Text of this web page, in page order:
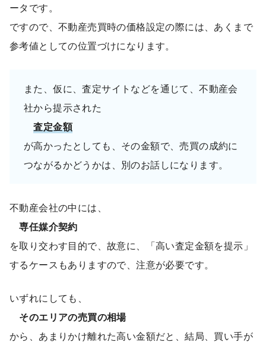
ータです。
ですので、不動産売買時の価格設定の際には、あくまで
参考値としての位置づけになります。
また、仮に、査定サイトなどを通じて、不動産会
社から提示された
査定金額
が高かったとしても、その金額で、売買の成約に
つながるかどうかは、別のお話しになります。
不動産会社の中には、
専任媒介契約
を取り交わす目的で、故意に、「高い査定金額を提示」
するケースもありますので、注意が必要です。
いずれにしても、
そのエリアの売買の相場
から、あまりかけ離れた高い金額だと、結局、買い手が